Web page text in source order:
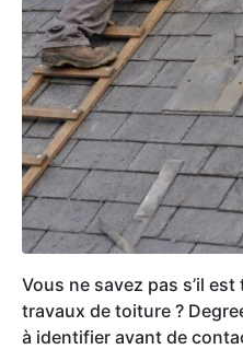
Vous ne savez pas s’il
travaux de toiture ?
à identifier avant de